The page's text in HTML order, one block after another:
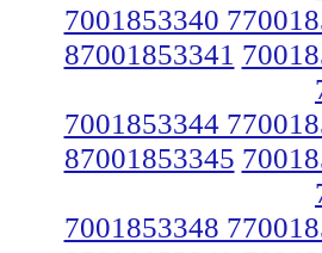
7001853340
87001853341
7001853344
87001853345
7001853348